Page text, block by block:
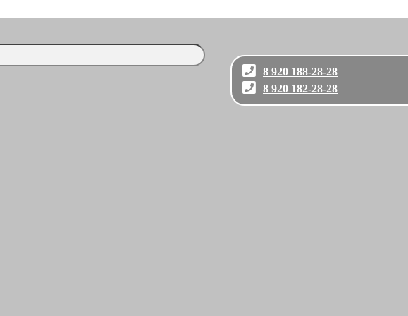
8 920 188-28-28
8 920 182-28-28